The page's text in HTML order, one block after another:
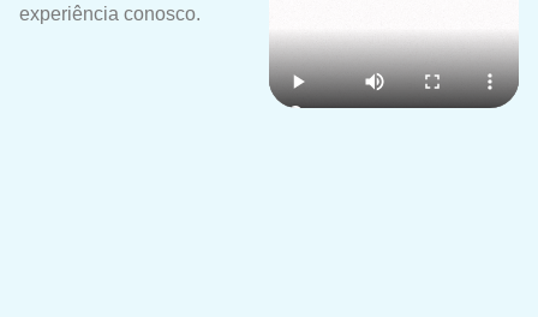
experiência conosco.